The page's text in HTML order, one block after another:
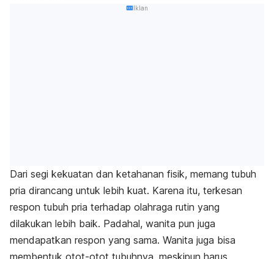
Iklan
Dari segi kekuatan dan ketahanan fisik, memang tubuh
pria dirancang untuk lebih kuat. Karena itu, terkesan
respon tubuh pria terhadap olahraga rutin yang
dilakukan lebih baik. Padahal, wanita pun juga
mendapatkan respon yang sama. Wanita juga bisa